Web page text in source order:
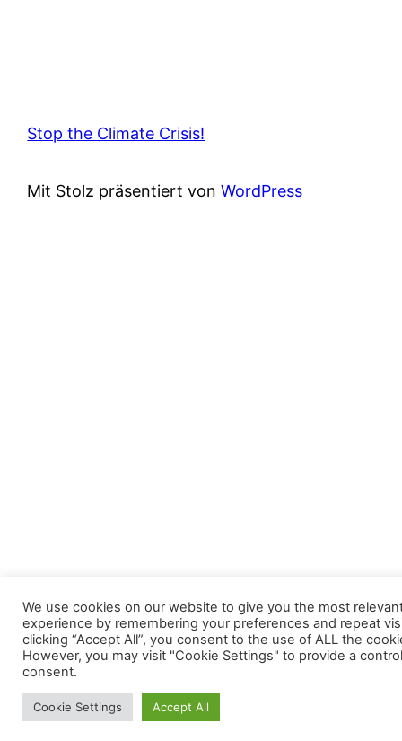
Stop the Climate Crisis!
Mit Stolz präsentiert vonWordPress
We use cookies on our website to give you the most
experience by remembering your preferences and repeat
clicking “Accept All”, you consent to the use of ALL the
However, you may visit "Cookie Settings" to provide a
consent.
Cookie Settings Accept All